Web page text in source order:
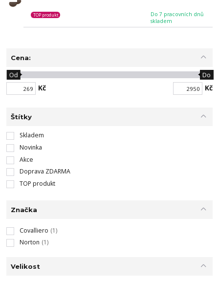
Do 7 pracovních dnů
skladem
TOP produkt
Cena:
Kč
Od Do
Kč
Štítky
Skladem
Novinka
Akce
Doprava ZDARMA
TOP produkt
Značka
Covalliero (1)
Norton (1)
Velikost